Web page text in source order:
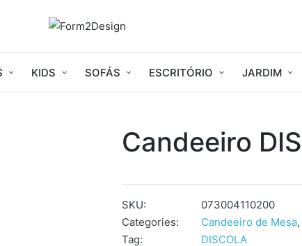
KIDS SOFÁS ESCRITÓRIO JARDIM
Candeeiro
SKU:
073004110200
Categories:
Candeeiro de Mesa,
Tag:
DISCOLA